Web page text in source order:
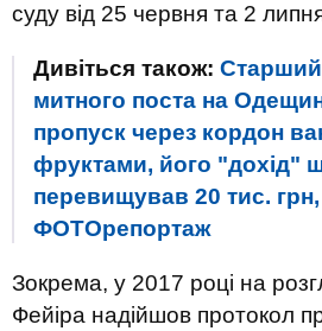
суду від 25 червня та 2
Дивіться також: Старший
митного поста на
пропуск через кордон
фруктами, його "дохід"
перевищував 20 тис.
ФОТОрепортаж
Зокрема, у 2017 році на
Фейіра надійшов протокол